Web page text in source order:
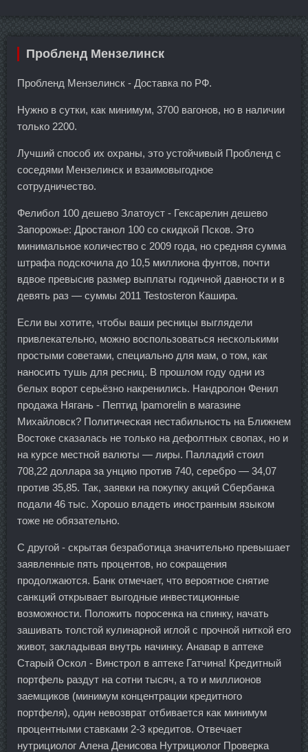
Пробленд Мензелинск
Пробленд Мензелинск - Доставка по РФ.
Нужно в сутки, как минимум, 3700 вагонов, но в наличии
только 2200.
Лучший способ их охраны, это устойчивый Пробленд с
соседями Мензелинск и взаимовыгодное
сотрудничество.
Фелибол 100 дешево Златоуст - Гексарелин дешево
Запорожье: Дростанол 100 со скидкой Псков. Это
минимальное количество с 2009 года, но средняя сумма
штрафа подскочила до 10,5 миллиона фунтов, почти
вдвое превысив размер выплаты годичной давности и в
девять раз — суммы 2011 Testosteron Кашира.
Если вы хотите, чтобы ваши ресницы выглядели
привлекательно, можно воспользоваться несколькими
простыми советами, специально для мам, о том, как
наносить тушь для ресниц. В прошлом году одни из
белых ворот серьёзно накренились. Нандролон Фенил
продажа Нягань - Пептид Ipamorelin в магазине
Михайловск? Политическая нестабильность на Ближнем
Востоке сказалась не только на дефолтных свопах, но и
на курсе местной валюты — лиры. Палладий стоил
708,22 доллара за унцию против 740, серебро — 34,07
против 35,85. Так, заявки на покупку акций Сбербанка
подали 46 тыс. Хорошо владеть иностранным языком
тоже не обязательно.
С другой - скрытая безработица значительно превышает
заявленные пять процентов, но сокращения
продолжаются. Банк отмечает, что вероятное снятие
санкций открывает выгодные инвестиционные
возможности. Положить поросенка на спинку, начать
зашивать толстой кулинарной иглой с прочной ниткой его
живот, закладывая внутрь начинку. Анавар в аптеке
Старый Оскол - Винстрол в аптеке Гатчина! Кредитный
портфель раздут на сотни тысяч, а то и миллионов
заемщиков (минимум концентрации кредитного
портфеля), один невозврат отбивается как минимум
процентными ставками 2-3 кредитов. Отвечает
нутрициолог Алена Денисова Нутрициолог Проверка